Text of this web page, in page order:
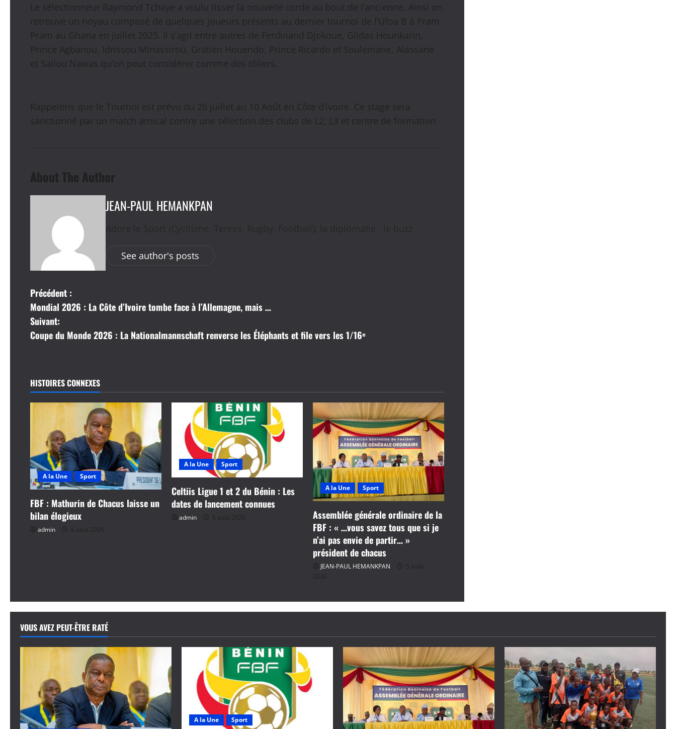
Le sélectionneur Raymond Tchaye a voulu tisser la nouvelle corde au bout de l’ancienne. Ainsi on
retrouve un noyau composé de quelques joueurs présents au dernier tournoi de l’Ufoa B à Pram
Pram au Ghana en juillet 2025. Il s’agit entre autres de Ferdinand Djokoue, Gildas Hounkarin,
Prince Agbanou, Idrissou Minassirou, Gratien Houendo, Prince Ricardo et Soulemane, Alassane
et Sailou Nawas qu’on peut considérer comme des tôliers.
Rappelons que le Tournoi est prévu du 26 juillet au 10 Août en Côte d’ivoire. Ce stage sera
sanctionné par un match amical contre une sélection des clubs de L2, L3 et centre de formation
About The Author
JEAN-PAUL HEMANKPAN
See author's posts
N
a
v
g
a
o
n
d
’
i
c
l
Précédent :
Mondial 2026 : La Côte d’Ivoire tombe face à l’Allemagne, mais …
Suivant:
Coupe du Monde 2026 : La Nationalmannschaft renverse les Éléphants et file vers les 1/16ᵉ
HISTOIRES CONNEXES
A la Une Sport
FBF : Mathurin de Chacus laisse un
bilan élogieux
admin 6 août 2026
A la Une Sport
Celtiis Ligue 1 et 2 du Bénin : Les
dates de lancement connues
admin 5 août 2026
A la Une Sport
Assemblée générale ordinaire de la
FBF : « …vous savez tous que si je
n’ai pas envie de partir… »
président de chacus
JEAN-PAUL HEMANKPAN
5 août
2026
VOUS AVEZ PEUT-ÊTRE RATÉ
A la Une Sport